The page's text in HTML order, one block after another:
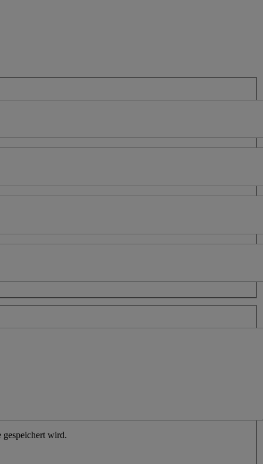
gespeichert wird.